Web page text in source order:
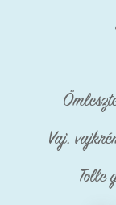
Vaj,
Tolle